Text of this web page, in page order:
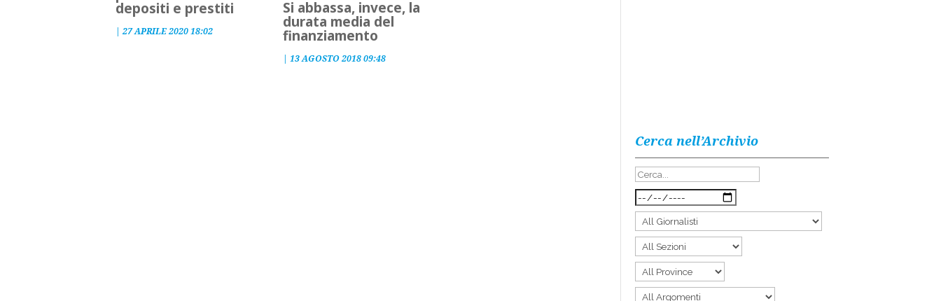
depositi e prestiti
| 27 APRILE 2020 18:02
Si abbassa, invece, la
durata media del
finanziamento
|13 AGOSTO 2018 09:48
Cerca nell’Archivio